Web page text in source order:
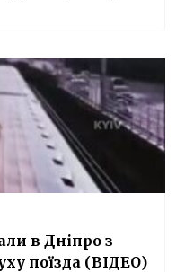
в Дніпро з
поїзда (ВІДЕО)